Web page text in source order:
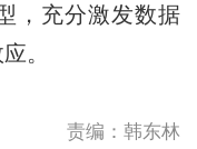
，充分激发数据
。
责编：韩东林